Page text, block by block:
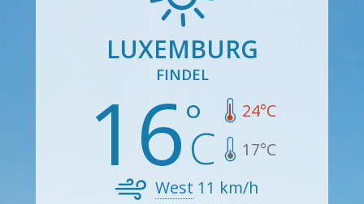
LUXEMBURG
FINDEL
16 24°C
17°C
West 11 km/h